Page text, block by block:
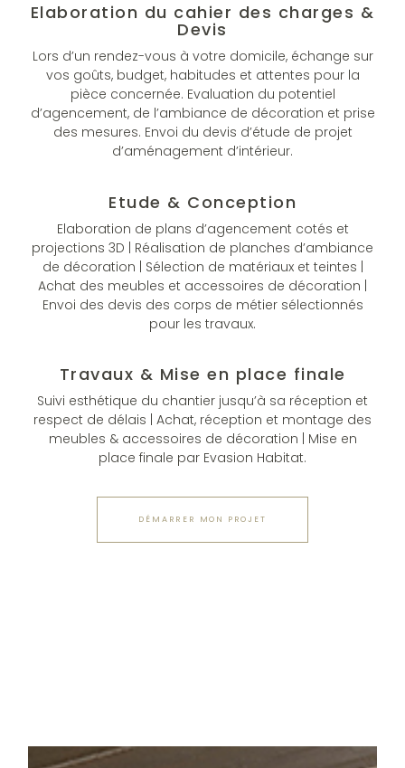
Elaboration du cahier des charges &
Devis
Lors d’un rendez-vous à votre domicile, échange sur
vos goûts, budget, habitudes et attentes pour la
pièce concernée. Evaluation du potentiel
d’agencement, de l’ambiance de décoration et prise
des mesures. Envoi du devis d’étude de projet
d’aménagement d’intérieur.
Etude & Conception
Elaboration de plans d’agencement cotés et
projections 3D | Réalisation de planches d’ambiance
de décoration | Sélection de matériaux et teintes |
Achat des meubles et accessoires de décoration |
Envoi des devis des corps de métier sélectionnés
pour les travaux.
Travaux & Mise en place finale
Suivi esthétique du chantier jusqu’à sa réception et
respect de délais | Achat, réception et montage des
meubles & accessoires de décoration | Mise en
place finale par Evasion Habitat.
DÉMARRER MON PROJET